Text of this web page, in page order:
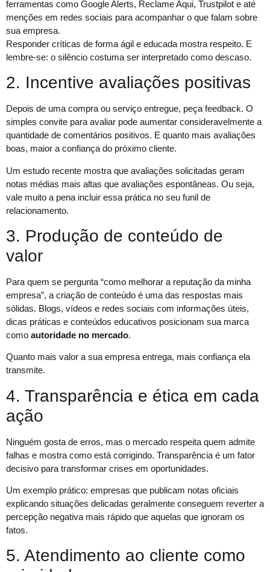
ferramentas como Google Alerts, Reclame Aqui, Trustpilot e até
menções em redes sociais para acompanhar o que falam sobre
sua empresa.
Responder críticas de forma ágil e educada mostra respeito. E
lembre-se: o silêncio costuma ser interpretado como descaso.
2. Incentive avaliações positivas
Depois de uma compra ou serviço entregue, peça feedback. O
simples convite para avaliar pode aumentar consideravelmente a
quantidade de comentários positivos. E quanto mais avaliações
boas, maior a confiança do próximo cliente.
Um estudo recente mostra que avaliações solicitadas geram
notas médias mais altas que avaliações espontâneas. Ou seja,
vale muito a pena incluir essa prática no seu funil de
relacionamento.
3. Produção de conteúdo de
valor
Para quem se pergunta “como melhorar a reputação da minha
empresa”, a criação de conteúdo é uma das respostas mais
sólidas. Blogs, vídeos e redes sociais com informações úteis,
dicas práticas e conteúdos educativos posicionam sua marca
como autoridade no mercado.
Quanto mais valor a sua empresa entrega, mais confiança ela
transmite.
4. Transparência e ética em cada
ação
Ninguém gosta de erros, mas o mercado respeita quem admite
falhas e mostra como está corrigindo. Transparência é um fator
decisivo para transformar crises em oportunidades.
Um exemplo prático: empresas que publicam notas oficiais
explicando situações delicadas geralmente conseguem reverter a
percepção negativa mais rápido que aquelas que ignoram os
fatos.
5. Atendimento ao cliente como